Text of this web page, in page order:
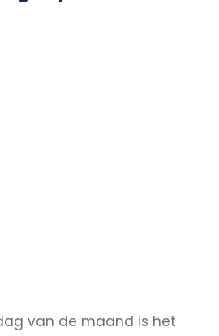
van de maand is het